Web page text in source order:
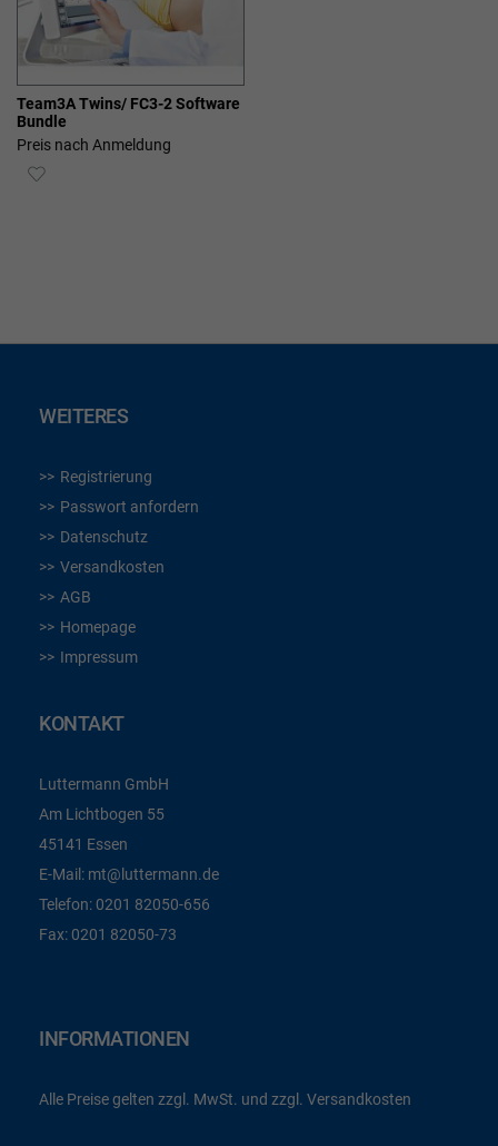
Team3A Twins/ FC3-2 Software
Bundle
Preis nach Anmeldung
ZUR
WEITERES
Registrierung
Passwort anfordern
Datenschutz
Versandkosten
AGB
Homepage
Impressum
KONTAKT
Luttermann GmbH
Am Lichtbogen 55
45141 Essen
E-Mail: mt@luttermann.de
Telefon: 0201 82050-656
Fax: 0201 82050-73
INFORMATIONEN
Alle Preise gelten zzgl. MwSt. und zzgl. Versandkosten